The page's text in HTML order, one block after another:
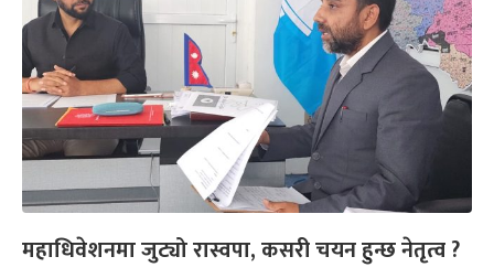
महाधिवेशनमा जुट्यो रास्वपा, कसरी चयन हुन्छ नेतृत्व ?